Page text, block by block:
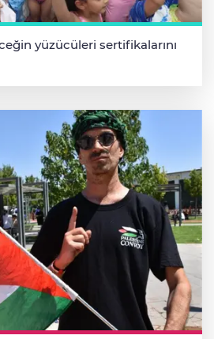
yüzücüleri sertifikalarını